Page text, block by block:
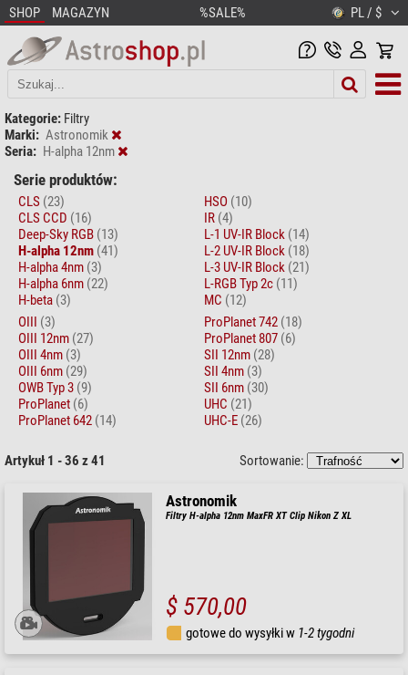
SHOP MAGAZYN %SALE% PL / $
Kategorie: Filtry
Marki: Astronomik
Seria: H-alpha 12nm
Serie produktów:
CLS (23)
CLS CCD (16)
Deep-Sky RGB (13)
H-alpha 12nm (41)
H-alpha 4nm (3)
H-alpha 6nm (22)
H-beta (3)
HSO (10)
IR (4)
L-1 UV-IR Block (14)
L-2 UV-IR Block (18)
L-3 UV-IR Block (21)
L-RGB Typ 2c (11)
MC (12)
OIII (3)
OIII 12nm (27)
OIII 4nm (3)
OIII 6nm (29)
OWB Typ 3 (9)
ProPlanet (6)
ProPlanet 642 (14)
ProPlanet 742 (18)
ProPlanet 807 (6)
SII 12nm (28)
SII 4nm (3)
SII 6nm (30)
UHC (21)
UHC-E (26)
Artykuł 1 - 36 z 41 Sortowanie:
Astronomik
Filtry H-alpha 12nm MaxFR XT Clip Nikon Z XL
$ 570,00
gotowe do wysyłki w 1-2 tygodni